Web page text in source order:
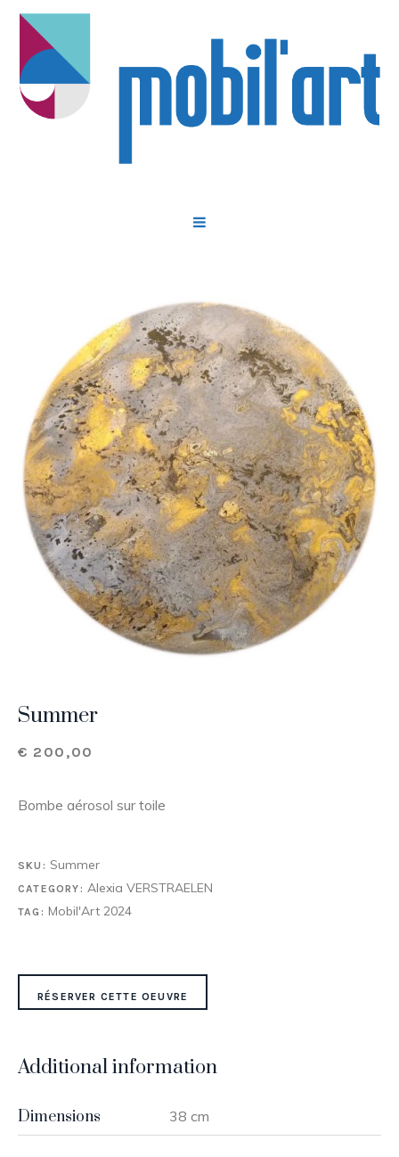
Summer
€ 200,00
Bombe aérosol sur toile
SKU: Summer
CATEGORY: Alexia VERSTRAELEN
TAG: Mobil'Art 2024
RÉSERVER CETTE OEUVRE
Additional information
Dimensions 38 cm